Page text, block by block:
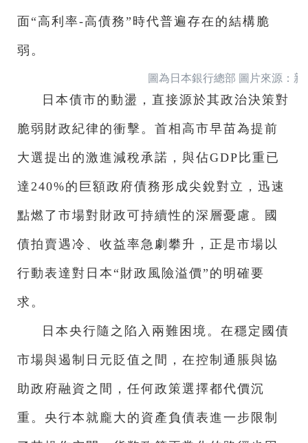
面“高利率-高債務”時代普遍存在的結構脆
弱。
圖為日本銀行總部 圖片來源：新
日本債市的動盪，直接源於其政治決策對
脆弱財政紀律的衝擊。首相高市早苗為提前
大選提出的激進減稅承諾，與佔GDP比重已
達240%的巨額政府債務形成尖銳對立，迅速
點燃了市場對財政可持續性的深層憂慮。國
債拍賣遇冷、收益率急劇攀升，正是市場以
行動表達對日本“財政風險溢價”的明確要
求。
日本央行隨之陷入兩難困境。在穩定國債
市場與遏制日元貶值之間，在控制通脹與協
助政府融資之間，任何政策選擇都代價沉
重。央行本就龐大的資產負債表進一步限制